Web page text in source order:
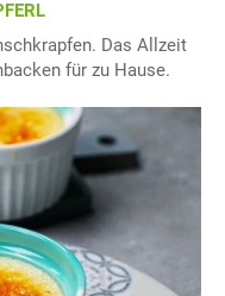
Das Allzeit
für zu Hause.